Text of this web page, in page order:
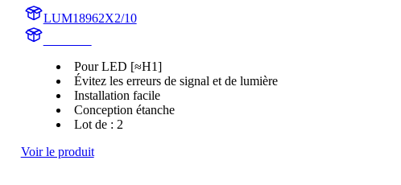
LUM18962X2/10
Pour LED [≈H1]
Évitez les erreurs de signal et de lumière
Installation facile
Conception étanche
Lot de : 2
Voir le produit